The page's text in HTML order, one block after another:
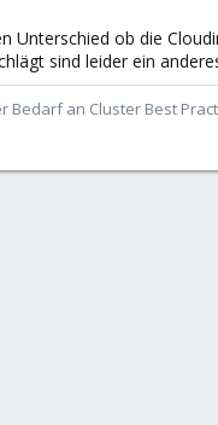
Unterschied ob die
sind leider ein
Bedarf an Cluster Best